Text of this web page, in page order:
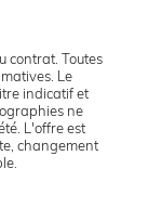
contrat. Toutes
Le
indicatif et
ne
L'offre est
changement